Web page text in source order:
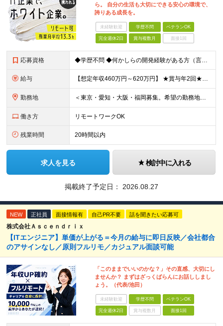
ら。 自分の生活も大切にできる安心の環境で、
誇りある成長を。
未経験歓迎 学歴不問 ベテランOK
完全週休2日 賞与複数月 面接1回
応募資格 ◆学歴不問 ◆何かしらの開発経験がある方（言語不問） ＜以下のような方を歓迎します＞ ◎自社プロダクト開発に携わりたい方 ◎新しいサービスの企画から挑戦してみたい方 ◎これまでの経験を活かし管理職を
給与 【想定年収460万円～620万円】 ★賞与年2回★勤務地手当あり 月給30万円～41万円 ＜各種手当＞ ■勤務地手当（東京2万円／月、大阪1万円／月、名古屋5000円／月） ■通勤手当（月額5万円ま
勤務地 ＜東京・愛知・大阪・福岡募集。希望の勤務地で働けます＞ 希望通りの配属＆転勤も基本なし！ 「プロジェクト人員の枠を広げたい」などといった、 会社からの強制的な異動・出向依頼はありません。 ■東京オフ
働き方 リモートワークOK
残業時間 20時間以内
求人を見る 検討中に入れる
掲載終了予定日： 2026.08.27
NEW 正社員 面接情報有 自己PR不要 話を聞きたい応募可
株式会社Ａｓｃｅｎｄｒｉｘ
【ITエンジニア】単価が上がる＝今月の給与に即日反映／会社都合
のアサインなし／原則フルリモ／カジュアル面談可能
「このままでいいのかな？」その直感、大切にし
ませんか？ まずはざっくばらんにお話ししまし
ょう。（代表/池田）
未経験歓迎 学歴不問 ベテランOK
完全週休2日 賞与複数月 面接1回